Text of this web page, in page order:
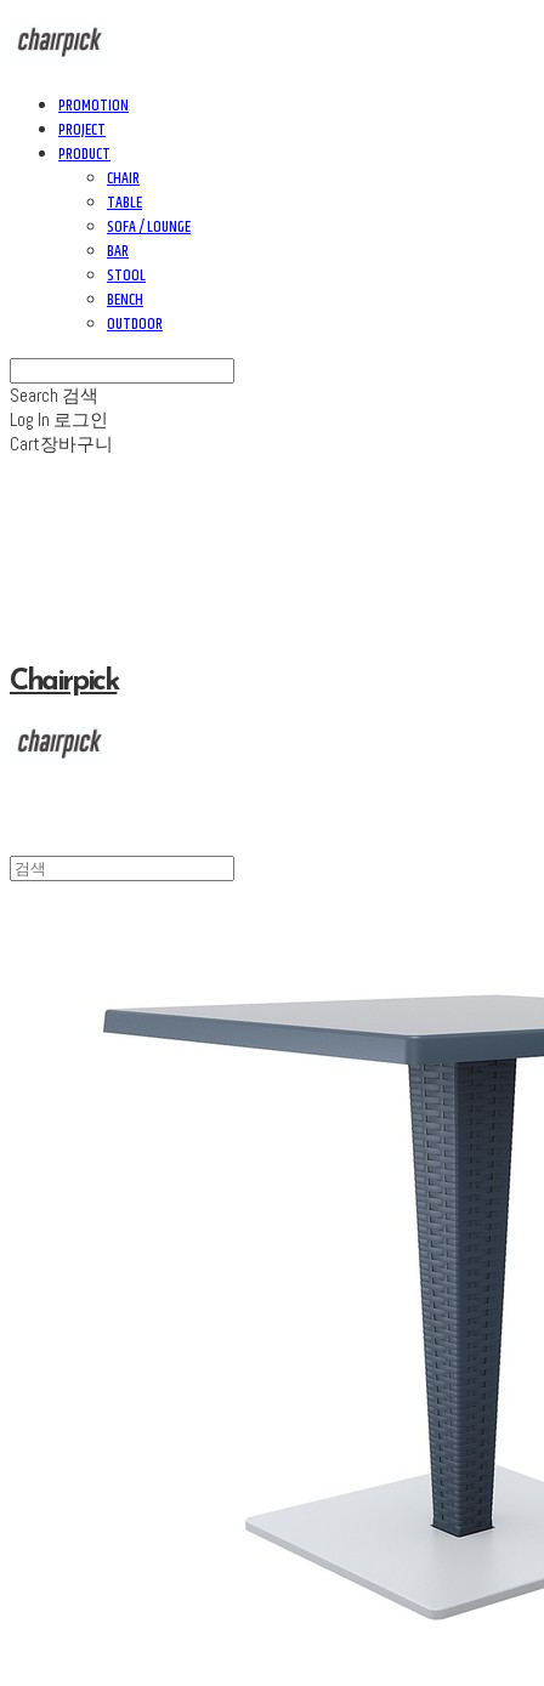
PROMOTION
PROJECT
PRODUCT
CHAIR
TABLE
SOFA / LOUNGE
BAR
STOOL
BENCH
OUTDOOR
Search 검색
Log In 로그인
Cart장바구니
Chairpick